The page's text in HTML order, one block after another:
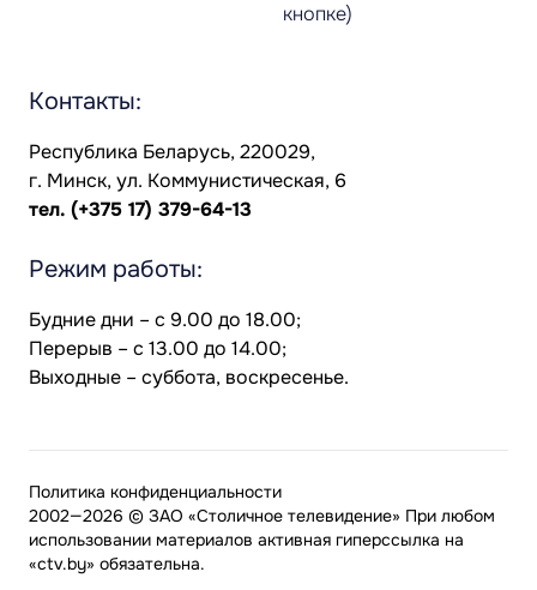
кнопке)
Контакты:
Республика Беларусь, 220029,
г. Минск, ул. Коммунистическая, 6
тел. (+375 17) 379-64-13
Режим работы:
Будние дни – с 9.00 до 18.00;
Перерыв – с 13.00 до 14.00;
Выходные – суббота, воскресенье.
2002—2026 © ЗАО «Столичное телевидение» При любом
использовании материалов активная гиперссылка на
«ctv.by» обязательна.
Политика конфиденциальности